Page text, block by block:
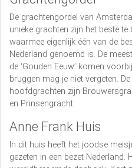
De grachtengordel van
unieke grachten zijn het beste
waarmee eigenlijk één van de
Nederland genoemd is. De
de ‘Gouden Eeuw’ komen
bruggen mag je niet vergeten.
hoofdgrachten zijn
en Prinsengracht.
Anne Frank Huis
In dit huis heeft het joodse
gezeten in een bezet Nederland.